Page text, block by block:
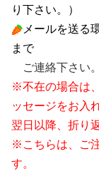
り下さい。）
メールを送る
まで
ご連絡下さい。
※不在の場合は
ッセージをお入
翌日以降、折り
※こちらは、ご
す。